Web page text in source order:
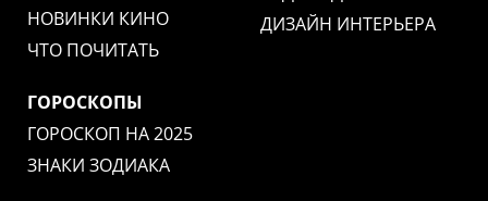
НОВИНКИ КИНО
ЧТО ПОЧИТАТЬ
ДИЗАЙН ИНТЕРЬЕРА
ГОРОСКОПЫ
ГОРОСКОП НА 2025
ЗНАКИ ЗОДИАКА